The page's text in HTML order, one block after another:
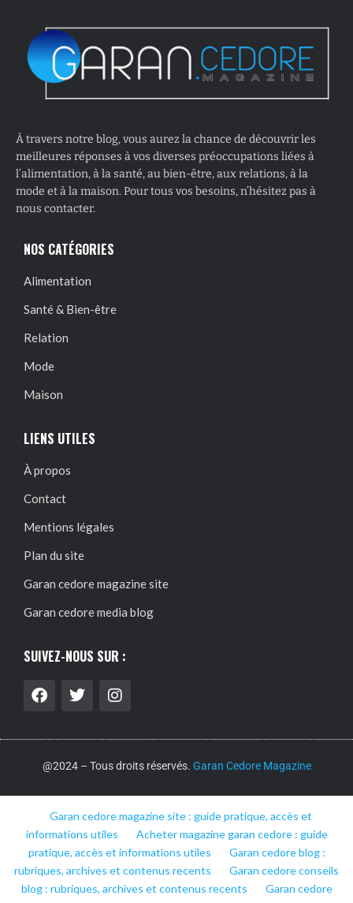
À travers notre blog, vous aurez la chance de découvrir les
meilleures réponses à vos diverses préoccupations liées à
l’alimentation, à la santé, au bien-être, aux relations, à la
mode et à la maison. Pour tous vos besoins, n’hésitez pas à
nous contacter.
NOS CATÉGORIES
Alimentation
Santé & Bien-être
Relation
Mode
Maison
LIENS UTILES
À propos
Contact
Mentions légales
Plan du site
Garan cedore magazine site
Garan cedore media blog
SUIVEZ-NOUS SUR :
@2024 – Tous droits réservés. Garan Cedore Magazine
Garan cedore magazine site : guide pratique, accès et
informations utiles
Acheter magazine garan cedore : guide
pratique, accès et informations utiles
Garan cedore blog :
rubriques, archives et contenus recents
Garan cedore conseils
blog : rubriques, archives et contenus recents
Garan cedore